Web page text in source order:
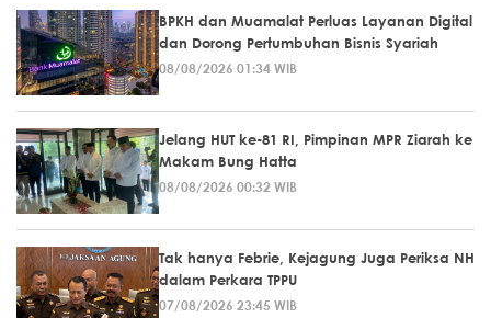
BPKH dan Muamalat Perluas Layanan Digital
dan Dorong Pertumbuhan Bisnis Syariah
08/08/2026 01:34 WIB
Jelang HUT ke-81 RI, Pimpinan MPR Ziarah ke
Makam Bung Hatta
08/08/2026 00:32 WIB
Tak hanya Febrie, Kejagung Juga Periksa NH
dalam Perkara TPPU
07/08/2026 23:45 WIB